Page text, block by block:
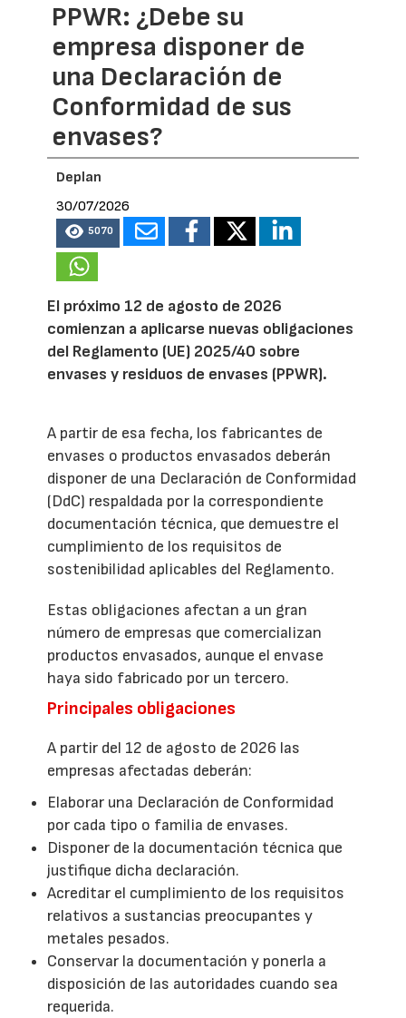
PPWR: ¿Debe su
empresa disponer de
una Declaración de
Conformidad de sus
envases?
Deplan
30/07/2026
5070
El próximo 12 de agosto de 2026
comienzan a aplicarse nuevas obligaciones
del Reglamento (UE) 2025/40 sobre
envases y residuos de envases (PPWR).
A partir de esa fecha, los fabricantes de
envases o productos envasados deberán
disponer de una Declaración de Conformidad
(DdC) respaldada por la correspondiente
documentación técnica, que demuestre el
cumplimiento de los requisitos de
sostenibilidad aplicables del Reglamento.
Estas obligaciones afectan a un gran
número de empresas que comercializan
productos envasados, aunque el envase
haya sido fabricado por un tercero.
Principales obligaciones
A partir del 12 de agosto de 2026 las
empresas afectadas deberán:
Elaborar una Declaración de Conformidad
por cada tipo o familia de envases.
Disponer de la documentación técnica que
justifique dicha declaración.
Acreditar el cumplimiento de los requisitos
relativos a sustancias preocupantes y
metales pesados.
Conservar la documentación y ponerla a
disposición de las autoridades cuando sea
requerida.